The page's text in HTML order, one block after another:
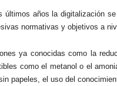
últimos años la digitalización
normativas y objetivos a
ya conocidas como la
como el metanol o el
papeles, el uso del